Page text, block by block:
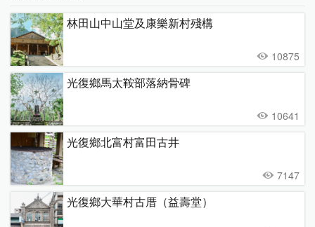
林田山中山堂及康樂新村殘構
10875
光復鄉馬太鞍部落納骨碑
10641
光復鄉北富村富田古井
7147
光復鄉大華村古厝（益壽堂）